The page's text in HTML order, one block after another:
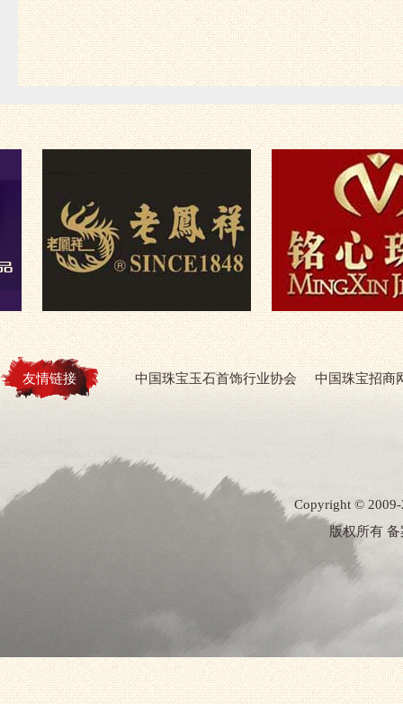
友情链接 中国珠宝玉石首饰行业协会 中国珠宝招商
Copyright ©
版权所有